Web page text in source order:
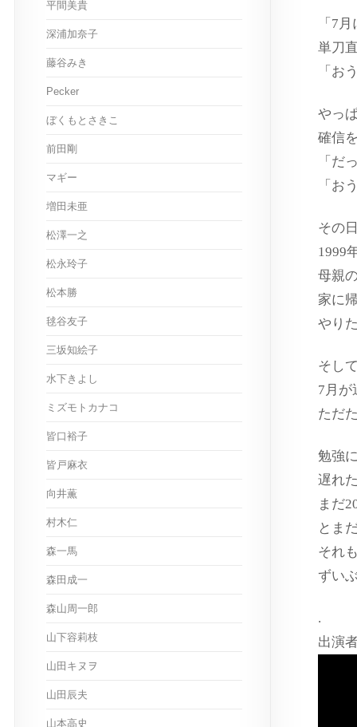
「7
単刀
「お
やっ
確信
「だ
「お
その
1999
母親
家に
やり
そし
7月が
ただ
勉強
遅れ
まだ
とま
それ
ずい
.
出演
平間美貴
深浦加奈子
藤谷みき
Pecker
ぼくもとさきこ
前田剛
マギー
増田未亜
松澤一之
松永玲子
松本勝
毬谷友子
三坂知絵子
水下きよし
ミズモトカナコ
皆口裕子
皆戸麻衣
向井薫
村木仁
森一馬
森田成一
森山周一郎
山下容莉枝
山田キヌヲ
山田辰夫
山本高史